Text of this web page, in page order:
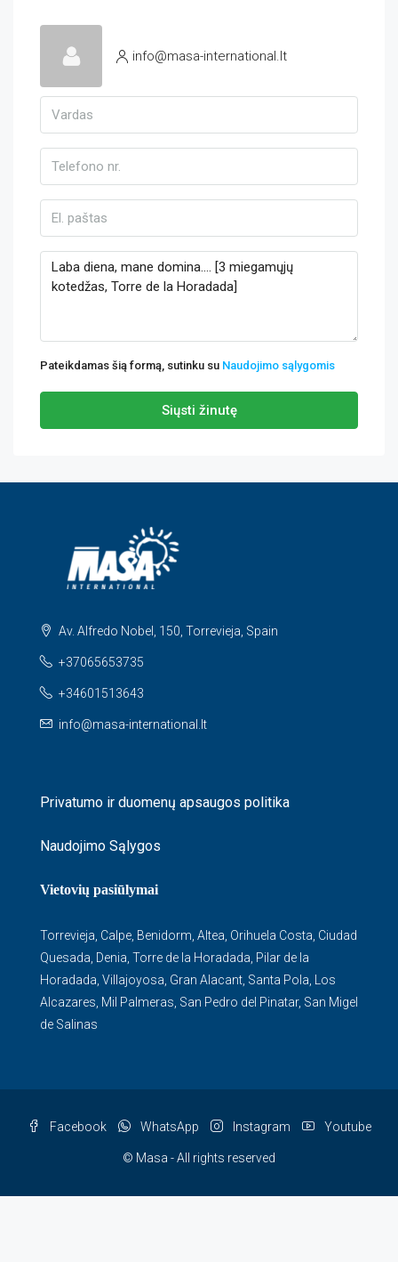
info@masa-international.lt
Pateikdamas šią formą, sutinku su Naudojimo sąlygomis
Siųsti žinutę
Av. Alfredo Nobel, 150, Torrevieja, Spain
+37065653735
+34601513643
info@masa-international.lt
Privatumo ir duomenų apsaugos politika
Naudojimo Sąlygos
Vietovių pasiūlymai
Torrevieja Calpe Benidorm Altea Orihuela Costa Ciudad
Quesada Denia Torre de la Horadada Pilar de la
Horadada Villajoyosa Gran Alacant Santa Pola
Los
Alcazares Mil Palmeras San Pedro del Pinatar, San Migel
de Salinas
Facebook WhatsApp Instagram Youtube
© Masa - All rights reserved